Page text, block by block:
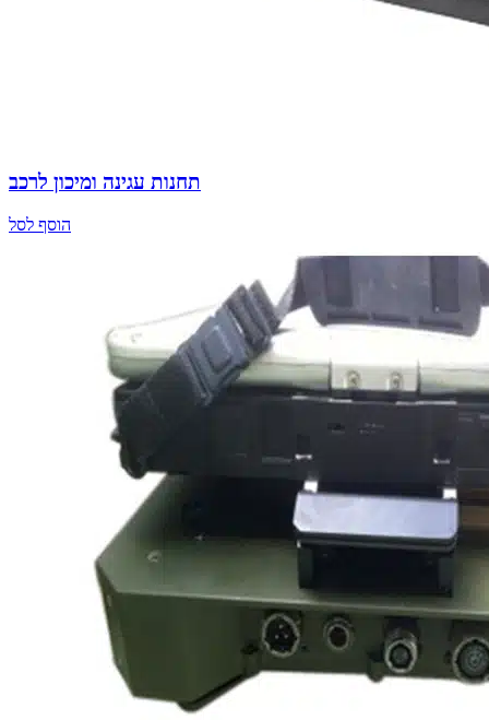
תחנות עגינה ומיכון לרכב
הוסף לסל